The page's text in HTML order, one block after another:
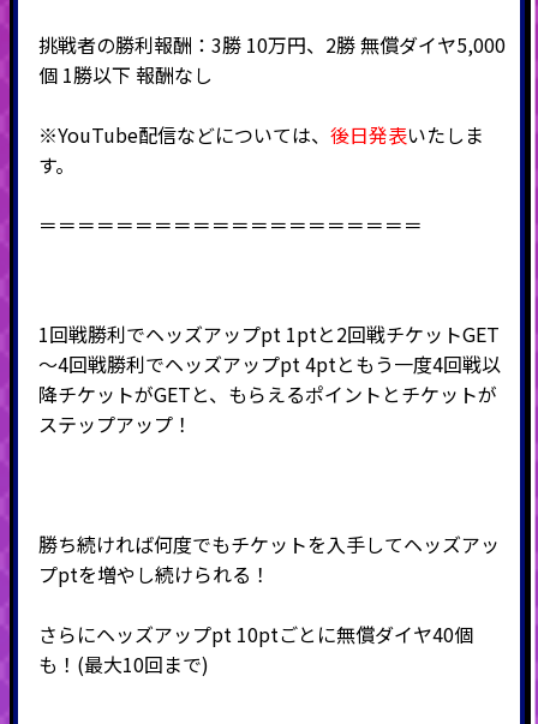
挑戦者の勝利報酬：3勝 10万円、2勝 無償ダイヤ5,000
個 1勝以下 報酬なし
※YouTube配信などについては、 後日発表いたしま
す。
＝＝＝＝＝＝＝＝＝＝＝＝＝＝＝＝＝＝＝＝
1回戦勝利でヘッズアップpt 1ptと2回戦チケットGET
～4回戦勝利でヘッズアップpt 4ptともう一度4回戦以
降チケットがGETと、もらえるポイントとチケットが
ステップアップ！
勝ち続ければ何度でもチケットを入手してヘッズアッ
プptを増やし続けられる！
さらにヘッズアップpt 10ptごとに無償ダイヤ40個
も！(最大10回まで)